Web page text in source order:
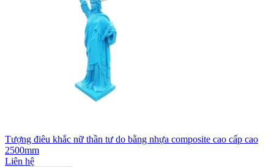
Tượng điêu khắc nữ thần tư do bằng nhựa composite cao cấp cao
2500mm
Liên hệ